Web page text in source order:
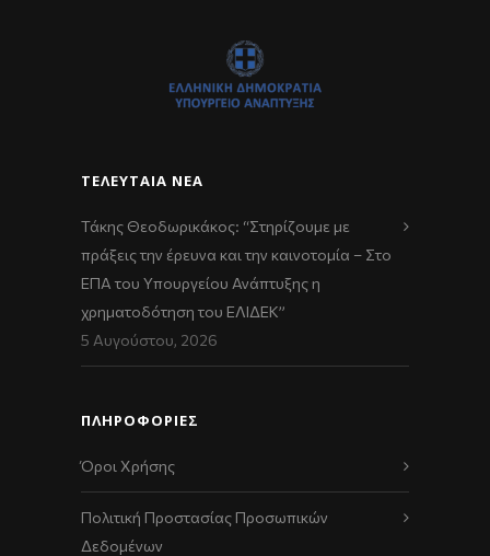
ΤΕΛΕΥΤΑΊΑ ΝΈΑ
Τάκης Θεοδωρικάκος: “Στηρίζουμε με
πράξεις την έρευνα και την καινοτομία – Στο
ΕΠΑ του Υπουργείου Ανάπτυξης η
χρηματοδότηση του ΕΛΙΔΕΚ”
5 Αυγούστου, 2026
ΠΛΗΡΟΦΟΡΙΕΣ
Όροι Χρήσης
Πολιτική Προστασίας Προσωπικών
Δεδομένων